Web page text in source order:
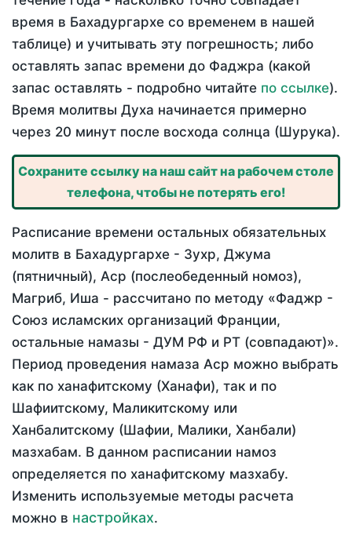
время в Бахадургархе со временем в нашей
таблице) и учитывать эту погрешность; либо
оставлять запас времени до Фаджра (какой
запас оставлять - подробно читайте по ссылке).
Время молитвы Духа начинается примерно
через 20 минут после восхода солнца (Шурука).
Сохраните ссылку на наш сайт на рабочем столе
телефона, чтобы не потерять его!
Расписание времени остальных обязательных
молитв в Бахадургархе - Зухр, Джума
(пятничный), Аср (послеобеденный номоз),
Магриб, Иша - рассчитано по методу «Фаджр -
Союз исламских организаций Франции,
остальные намазы - ДУМ РФ и РТ (совпадают)».
Период проведения намаза Аср можно выбрать
как по ханафитскому (Ханафи), так и по
Шафиитскому, Маликитскому или
Ханбалитскому (Шафии, Малики, Ханбали)
мазхабам. В данном расписании намоз
определяется по ханафитскому мазхабу.
Изменить используемые методы расчета
можно в настройках.